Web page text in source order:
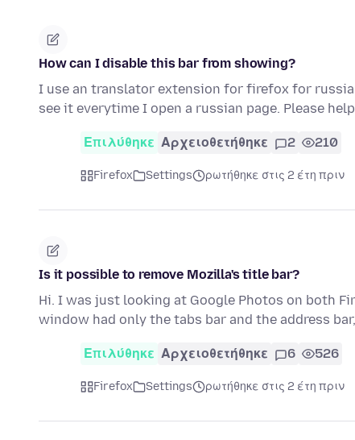
How can I disable this bar from showing?
I use an translator extension for firefox for
see it everytime I open a russian page. Please
Επιλύθηκε Αρχειοθετήθηκε 2 210
Firefox Settings ρωτήθηκε στις 2 έτη πριν
Is it possible to remove Mozilla's title bar?
Hi. I was just looking at Google Photos on both
window had only the tabs bar and the address
Επιλύθηκε Αρχειοθετήθηκε 6 526
Firefox Settings ρωτήθηκε στις 2 έτη πριν